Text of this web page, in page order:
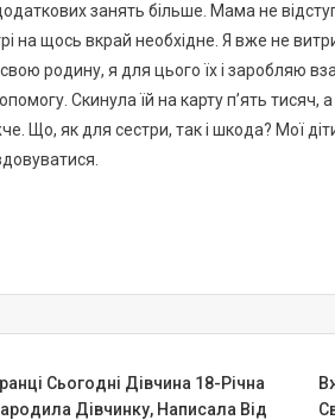
занять більше. Мама не
на щось вкрай необхідне. Я вже не
родину, я для цього їх і заробляю
Скинула їй на карту п’ять
Що, як для сестри, так і шкода? Мої
Сьогодні Дівчина 18-Річна
Дівчинку, Написала Від